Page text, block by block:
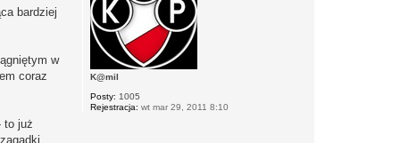
K@mil
Posty: 1005
Rejestracja: wt mar 29, 2011 8:10
bardziej
w
coraz
to już